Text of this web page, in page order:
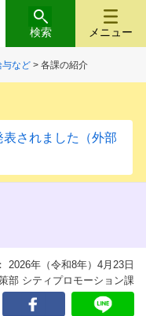
メニュー
検索
与など > 各課の紹介
されました（外部
2026年（令和8年）4月23日
部 シティプロモーション課